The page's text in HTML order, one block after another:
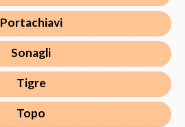
Portachiavi
Sonagli
Tigre
Topo